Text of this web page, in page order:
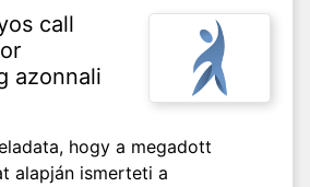
call
azonnali
hogy a megadott
alapján ismerteti a